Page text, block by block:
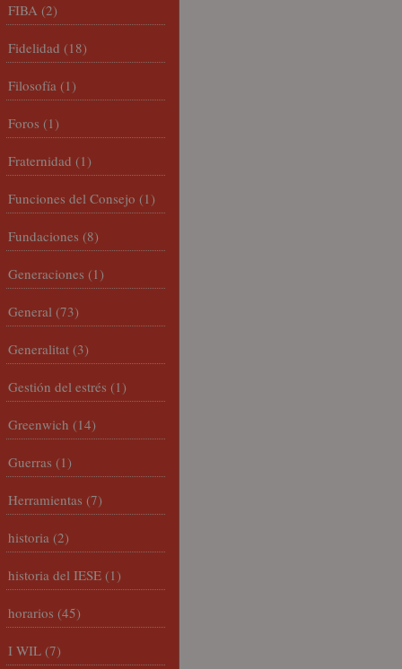
FIBA (2)
Fidelidad (18)
Filosofía (1)
Foros (1)
Fraternidad (1)
Funciones del Consejo (1)
Fundaciones (8)
Generaciones (1)
General (73)
Generalitat (3)
Gestión del estrés (1)
Greenwich (14)
Guerras (1)
Herramientas (7)
historia (2)
historia del IESE (1)
horarios (45)
I WIL (7)